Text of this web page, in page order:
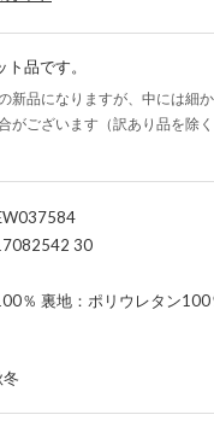
品です。
新品になりますが、中には細
がございます（訳あり品を除く
30
％ 裏地：ポリウレタン
冬